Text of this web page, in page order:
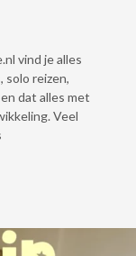
vind je alles
solo reizen,
dat alles met
Veel